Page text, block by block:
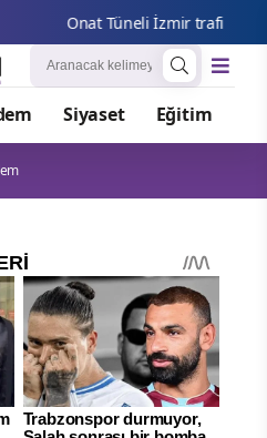
Onat Tüneli İzmir trafiğine
Siyaset Eğitim